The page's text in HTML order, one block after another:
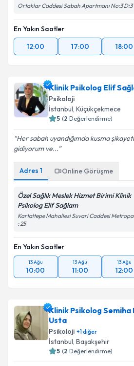
Ortaklar Caddesi Sabah Apartmanı No:3
En Yakın Saatler
12:00
17:00 18:00
Klinik Psikolog Elif
Psikoloji
İstanbul, Küçükçekmece
5 (2 Değerlendirme)
Her sabah uyandığımda kusma
gidiyorum ve...
Adres 1 Online Görüşme
Özel Sağlık Meslek Hizmet Birimi Klinik
Psikolog Elif Sağlam
Kartaltepe Mahallesi Suvari Caddesi
: 25
En Yakın Saatler
13 Ağu
10:00
13 Ağu
11:00
13 Ağu
12:00
Klinik Psikolog Semiha
Usta
Psikoloji +1diğer
İstanbul, Başakşehir
5 (2 Değerlendirme)